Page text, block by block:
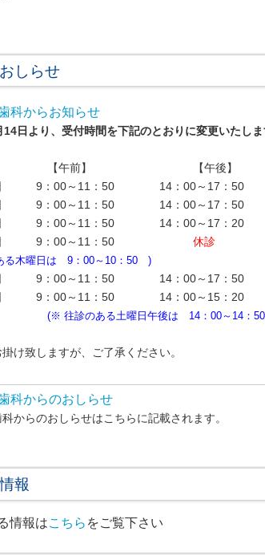
しらせ
科からお知らせ
日より、受付時間を下記のとおりに変更いたしま
前】 【午後】
9：00～11：50 14：00～17：50
9：00～11：50 14：00～17：50
9：00～11：50 14：00～17：20
日 9：00～11：50 休診
る木曜日は 9：00～10：50 )
9：00～11：50 14：00～17：50
9：00～11：50 14：00～15：20
(※ 往診のある土曜日午後は 14：00～14：
け致しますが、ご了承ください。
科からのおしらせ
からのおしらせはこちらに記載されます。
報
情報はこちら をご覧下さい